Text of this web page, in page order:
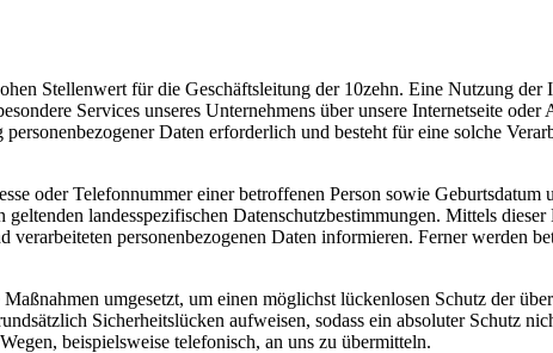
Stellenwert für die Geschäftsleitung der 10zehn. Eine Nutzung der
Services unseres Unternehmens über unsere Internetseite
Daten erforderlich und besteht für eine solche
oder Telefonnummer einer betroffenen Person sowie Geburtsdatum
landesspezifischen Datenschutzbestimmungen. Mittels dieser
personenbezogenen Daten informieren. Ferner werden
umgesetzt, um einen möglichst lückenlosen Schutz der
Sicherheitslücken aufweisen, sodass ein absoluter Schutz
beispielsweise telefonisch, an uns zu übermitteln.